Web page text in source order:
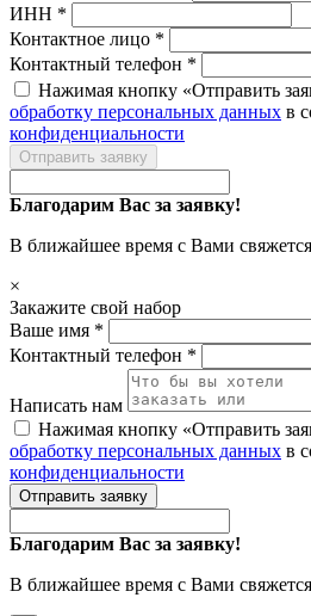
ИНН *
Контактное лицо *
Контактный телефон *
Нажимая кнопку «Отправить
обработку персональных данных в
конфиденциальности
Отправить заявку
Благодарим Вас за заявку!
В ближайшее время с Вами
×
Закажите свой набор
Ваше имя *
Контактный телефон *
Написать нам
Нажимая кнопку «Отправить
обработку персональных данных в
конфиденциальности
Отправить заявку
Благодарим Вас за заявку!
В ближайшее время с Вами